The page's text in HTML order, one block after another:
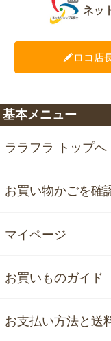
ロコ店
基本メニュー
ララフラ トップへ
お買い物かごを確
マイページ
お買いものガイド
お支払い方法と送